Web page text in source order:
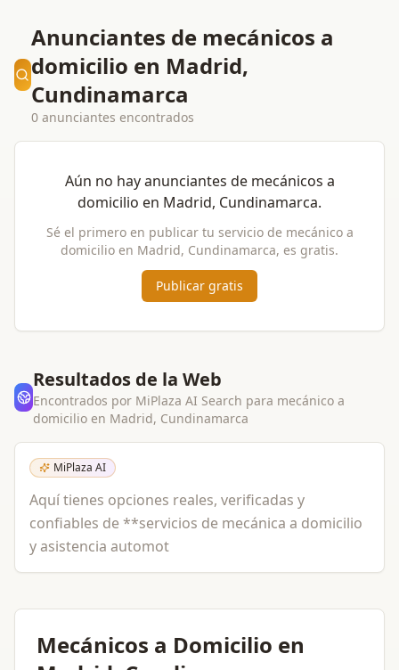
Anunciantes de mecánicos a
domicilio en Madrid,
Cundinamarca
0 anunciantes encontrados
Aún no hay anunciantes de mecánicos a
domicilio en Madrid, Cundinamarca.
Sé el primero en publicar tu servicio de mecánico a
domicilio en Madrid, Cundinamarca, es gratis.
Publicar gratis
Resultados de la Web
Encontrados por MiPlaza AI Search para mecánico a
domicilio en Madrid, Cundinamarca
MiPlaza AI
Aquí tienes opciones reales, verificadas y
confiables de **servicios de mecánica a domicilio
y asistencia automot
Mecánicos a Domicilio en